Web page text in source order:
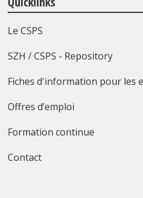
Le CSPS
SZH / CSPS - Repository
Fiches d'information pour les
Offres d’emploi
Formation continue
Contact